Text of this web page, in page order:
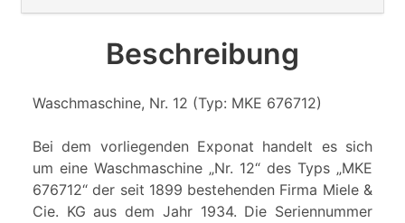
Beschreibung
Waschmaschine, Nr. 12 (Typ: MKE 676712)
Bei dem vorliegenden Exponat handelt es sich
um eine Waschmaschine „Nr. 12“ des Typs „MKE
676712“ der seit 1899 bestehenden Firma Miele &
Cie. KG aus dem Jahr 1934. Die Seriennummer